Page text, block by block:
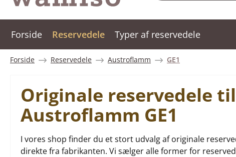
Forside Reservedele Typer af reservedele
Forside Reservedele Austroflamm GE1
Originale reservedele
Austroflamm GE1
I vores shop finder du et stort udvalg af originale
direkte fra fabrikanten. Vi sælger alle former for